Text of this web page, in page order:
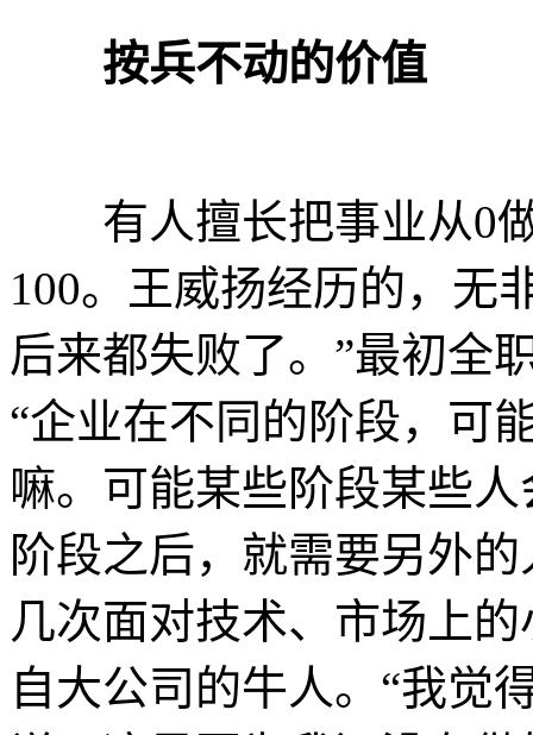
按兵不动的价值
有人擅长把事业从0做
100。王威扬经历的，
后来都失败了。”最初全
“企业在不同的阶段，可
嘛。可能某些阶段某些
阶段之后，就需要另外
几次面对技术、市场上
自大公司的牛人。“我觉